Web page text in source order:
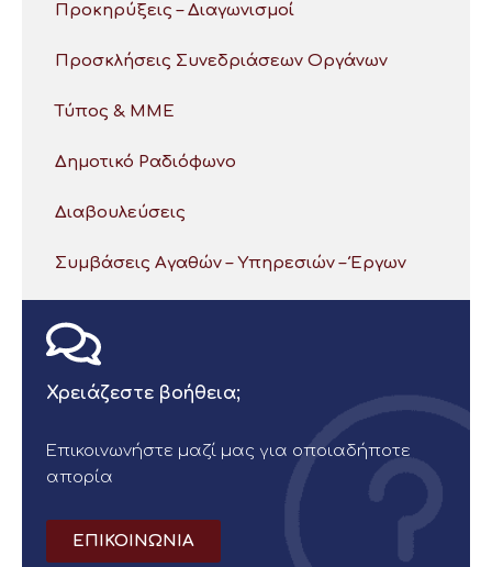
Προκηρύξεις – Διαγωνισμοί
Προσκλήσεις Συνεδριάσεων Οργάνων
Τύπος & ΜΜΕ
Δημοτικό Ραδιόφωνο
Διαβουλεύσεις
Συμβάσεις Αγαθών – Υπηρεσιών – Έργων
Χρειάζεστε βοήθεια;
Επικοινωνήστε μαζί μας για οποιαδήποτε
απορία
ΕΠΙΚΟΙΝΩΝΙΑ